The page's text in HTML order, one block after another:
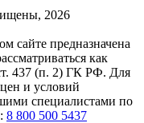
2026
сайте предназначена
как
437 (п. 2) ГК РФ. Для
и условий
специалистами по
8 800 500 5437